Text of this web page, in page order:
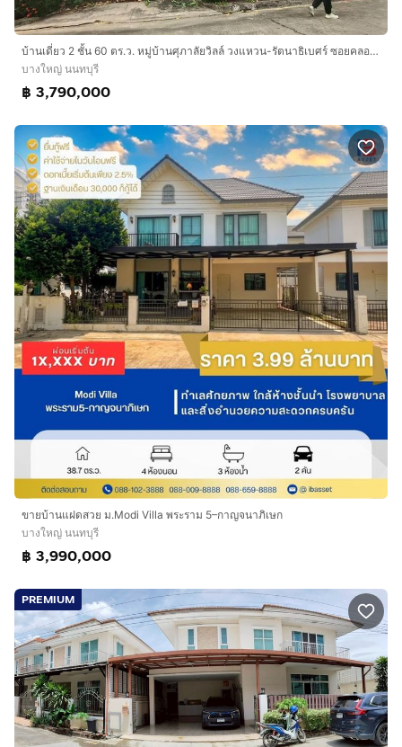
บ้านเดี่ยว 2 ชั้น 60 ตร.ว. หมู่บ้านศุภาลัยวิลล์ วงแหวน-รัตนาธิเบศร์ ซอยคลองถนน ถนนเลียบคลองบางไผ่ บางใหญ่ นนทบุรี
บางใหญ่ นนทบุรี
฿ 3,790,000
ขายบ้านแฝดสวย ม.Modi Villa พระราม 5–กาญจนาภิเษก
บางใหญ่ นนทบุรี
฿ 3,990,000
PREMIUM